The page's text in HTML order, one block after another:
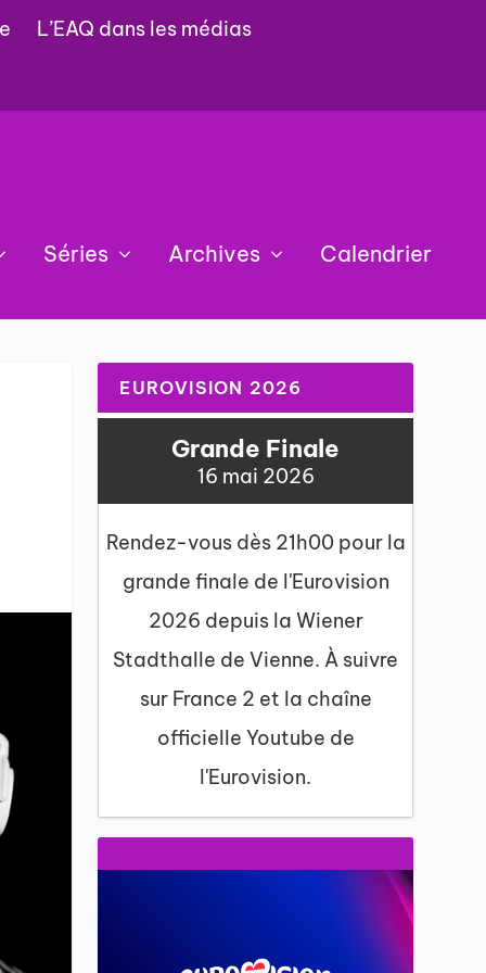
L’EAQ dans les médias
Séries Archives Calendrier
EUROVISION 2026
Grande Finale
16 mai 2026
Rendez-vous dès 21h00 pour la
grande finale de l'Eurovision
2026 depuis la Wiener
Stadthalle de Vienne. À suivre
sur France 2 et la chaîne
officielle Youtube de
l'Eurovision.